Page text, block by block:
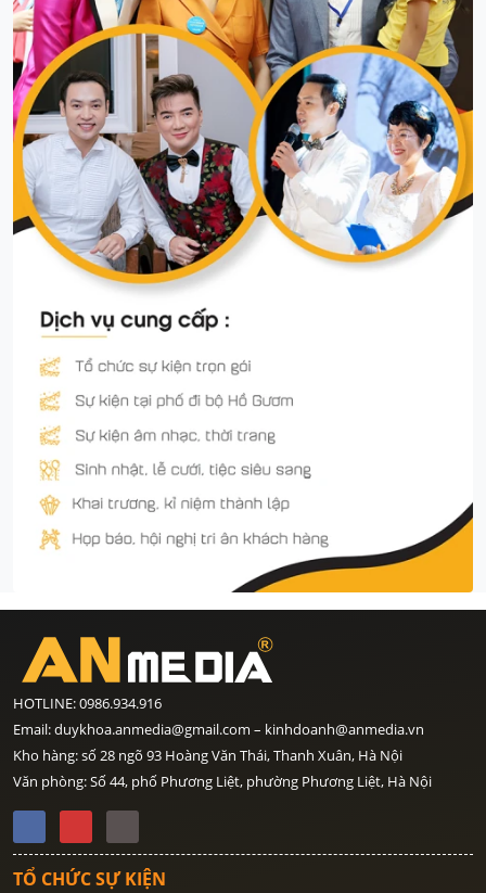
HOTLINE: 0986.934.916
Email: duykhoa.anmedia@gmail.com – kinhdoanh@anmedia.vn
Kho hàng: số 28 ngõ 93 Hoàng Văn Thái, Thanh Xuân, Hà Nội
Văn phòng: Số 44, phố Phương Liệt, phường Phương Liệt, Hà Nội
TỔ CHỨC SỰ KIỆN